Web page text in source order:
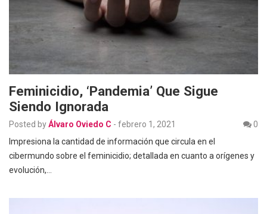
Feminicidio, ‘pandemia’ Que Sigue
Siendo Ignorada
Posted byÁlvaro Oviedo C - febrero 1, 2021
0
Impresiona la cantidad de información que circula en el
cibermundo sobre el feminicidio; detallada en cuanto a orígenes y
evolución,…